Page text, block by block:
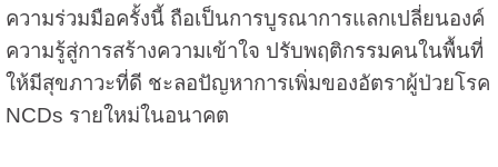
ความร่วมมือครั้งนี้ ถือเป็นการบูรณาการแลกเปลี่ยนองค์
ความรู้สู่การสร้างความเข้าใจ ปรับพฤติกรรมคนในพื้นที่
ให้มีสุขภาวะที่ดี ชะลอปัญหาการเพิ่มของอัตราผู้ป่วยโรค
NCDs รายใหม่ในอนาคต